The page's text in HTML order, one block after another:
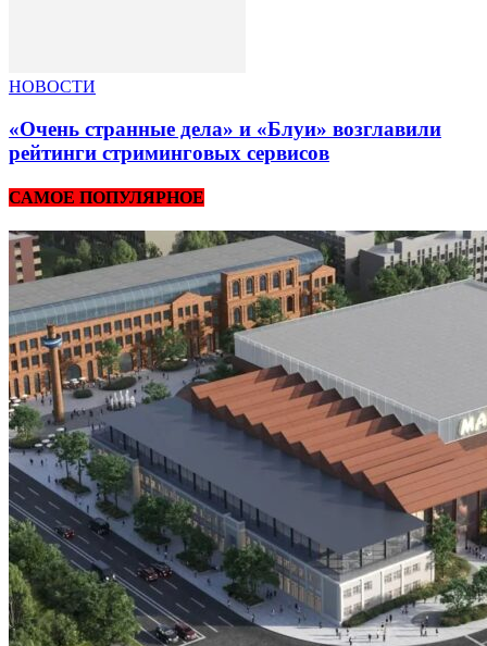
НОВОСТИ
«Очень странные дела» и «Блуи» возглавили
рейтинги стриминговых сервисов
САМОЕ ПОПУЛЯРНОЕ